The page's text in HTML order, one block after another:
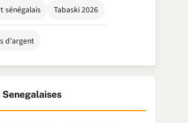
sénégalais Tabaski 2026
d'argent
Senegalaises